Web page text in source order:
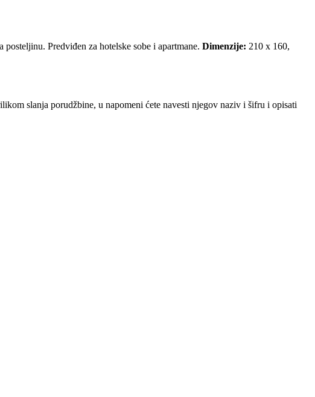
Predviđen za hotelske sobe i apartmane. Dimenzije: 210 x 160,
slanja porudžbine, u napomeni ćete navesti njegov naziv i šifru i opisati